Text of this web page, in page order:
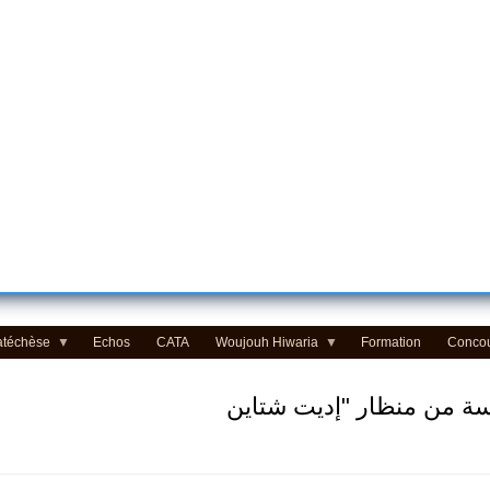
Echos CATA Woujouh Hiwaria Formation
من منظار "إديت شتاين